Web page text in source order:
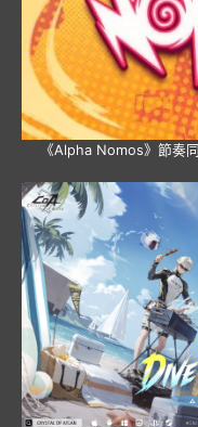
《Alpha Nomos》節奏